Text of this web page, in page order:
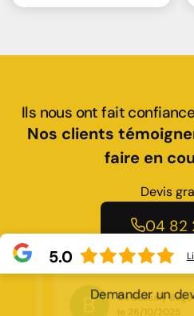
Ils nous ont fait
Nos clients
faire en
Devis
04 82
De Rose Salim
Demander un
5.0